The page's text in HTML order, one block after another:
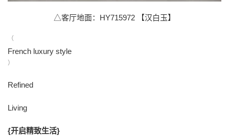
△客厅地面：HY715972 【汉白玉】
（
French luxury style
）
Refined
Living
{开启精致生活}